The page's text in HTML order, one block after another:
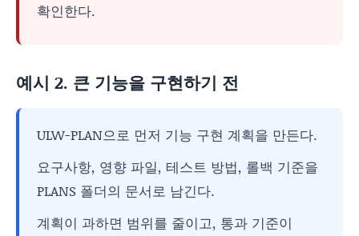
확인한다.
예시 2. 큰 기능을 구현하기 전
ULW-PLAN으로 먼저 기능 구현 계획을 만든다.
요구사항, 영향 파일, 테스트 방법, 롤백 기준을
PLANS 폴더의 문서로 남긴다.
계획이 과하면 범위를 줄이고, 통과 기준이